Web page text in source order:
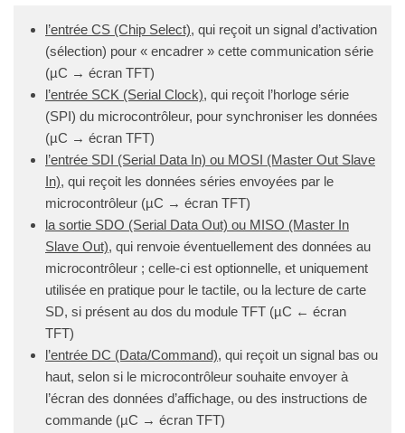
l’entrée CS (Chip Select), qui reçoit un signal d’activation
(sélection) pour « encadrer » cette communication série
(µC → écran TFT)
l’entrée SCK (Serial Clock), qui reçoit l’horloge série
(SPI) du microcontrôleur, pour synchroniser les données
(µC → écran TFT)
l’entrée SDI (Serial Data In) ou MOSI (Master Out Slave
In), qui reçoit les données séries envoyées par le
microcontrôleur (µC → écran TFT)
la sortie SDO (Serial Data Out) ou MISO (Master In
Slave Out), qui renvoie éventuellement des données au
microcontrôleur ; celle-ci est optionnelle, et uniquement
utilisée en pratique pour le tactile, ou la lecture de carte
SD, si présent au dos du module TFT (µC ← écran
TFT)
l’entrée DC (Data/Command), qui reçoit un signal bas ou
haut, selon si le microcontrôleur souhaite envoyer à
l’écran des données d’affichage, ou des instructions de
commande (µC → écran TFT)